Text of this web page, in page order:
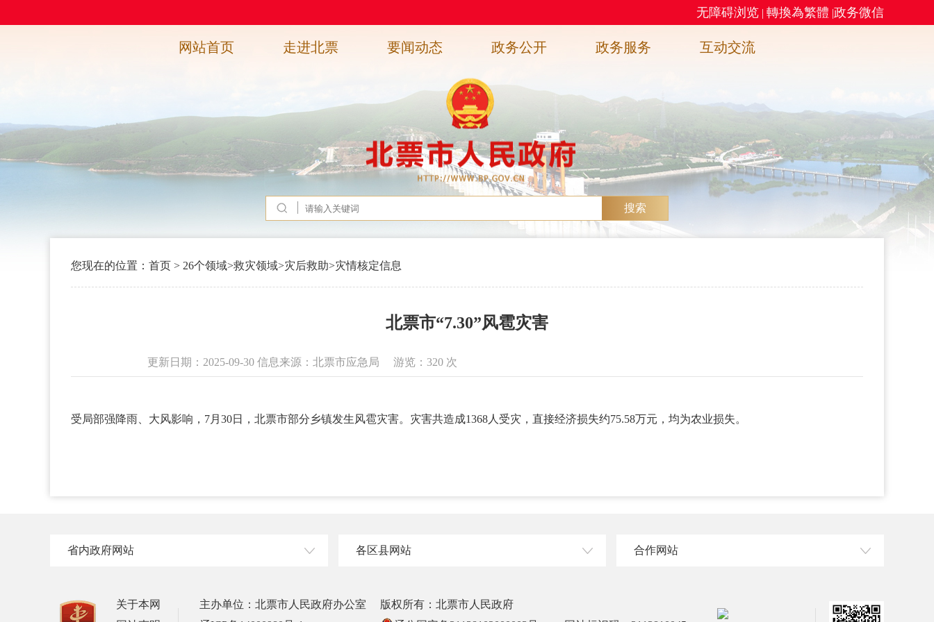
无障碍浏览 | 轉換為繁體 |政务微信
网站首页 走进北票 要闻动态 政务公开 政务服务 互动交流
搜索
您现在的位置： 首页 > 26个领域>救灾领域>灾后救助>灾情核定信息
北票市“7.30”风雹灾害
更新日期：2025-09-30 信息来源：北票市应急局 游览： 320 次
受局部强降雨、大风影响，7月30日，北票市部分乡镇发生风雹灾害。灾害共造成1368人受灾，直接经济损失约75.58万元，均为农业损失。
省内政府网站 各区县网站 合作网站
关于本网
主办单位：北票市人民政府办公室
版权所有：北票市人民政府